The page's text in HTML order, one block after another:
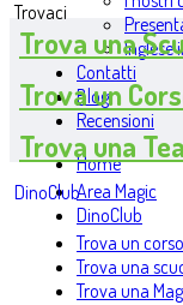
Inglese
Contatti
Blog
Recensioni
Home
Area Magic
DinoClub
Trova un corso
Trova una
Trova una
Trovaci
Trova una
Trova un
Trova una
DinoClub